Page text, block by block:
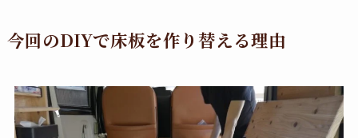
今回のDIYで床板を作り替える理由